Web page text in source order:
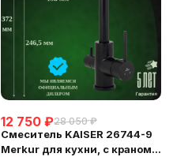
12 750 ₽28 050 ₽
Смеситель KAISER 26744-9
Merkur для кухни, с краном